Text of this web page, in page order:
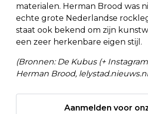
materialen. Herman Brood was
echte grote Nederlandse
staat ook bekend om zijn
een zeer herkenbare eigen stijl.
(Bronnen: De Kubus (+
Herman Brood,
Aanmelden voor